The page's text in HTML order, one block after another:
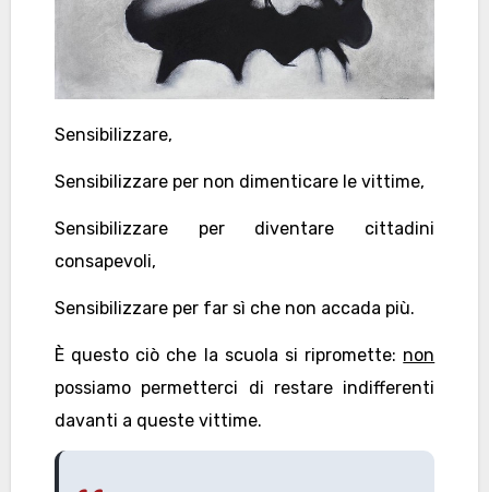
Sensibilizzare,
Sensibilizzare per non dimenticare le vittime,
Sensibilizzare per diventare cittadini
consapevoli,
Sensibilizzare per far sì che non accada più.
È questo ciò che la scuola si ripromette: non
possiamo permetterci di restare indifferenti
davanti a queste vittime.